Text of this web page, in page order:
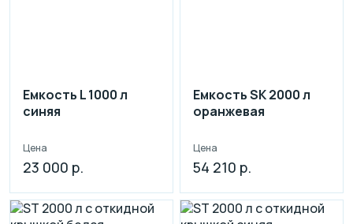
Емкость L 1000 л
синяя
Цена
23 000 р.
Емкость SK 2000 л
оранжевая
Цена
54 210 р.